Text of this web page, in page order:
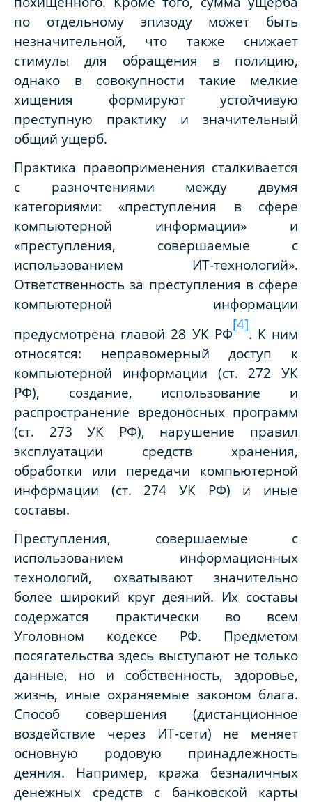
по отдельному эпизоду может быть
незначительной, что также снижает
стимулы для обращения в полицию,
однако в совокупности такие мелкие
хищения формируют устойчивую
преступную практику и значительный
общий ущерб.
Практика правоприменения сталкивается
с разночтениями между двумя
категориями: «преступления в сфере
компьютерной информации» и
«преступления, совершаемые с
использованием ИТ-технологий».
Ответственность за преступления в сфере
компьютерной информации
предусмотрена главой 28 УК РФ
[4]
. К ним
относятся: неправомерный доступ к
компьютерной информации (ст. 272 УК
РФ), создание, использование и
распространение вредоносных программ
(ст. 273 УК РФ), нарушение правил
эксплуатации средств хранения,
обработки или передачи компьютерной
информации (ст. 274 УК РФ) и иные
составы.
Преступления, совершаемые с
использованием информационных
технологий, охватывают значительно
более широкий круг деяний. Их составы
содержатся практически во всем
Уголовном кодексе РФ. Предметом
посягательства здесь выступают не только
данные, но и собственность, здоровье,
жизнь, иные охраняемые законом блага.
Способ совершения (дистанционное
воздействие через ИТ-сети) не меняет
основную родовую принадлежность
деяния. Например, кража безналичных
денежных средств с банковской карты